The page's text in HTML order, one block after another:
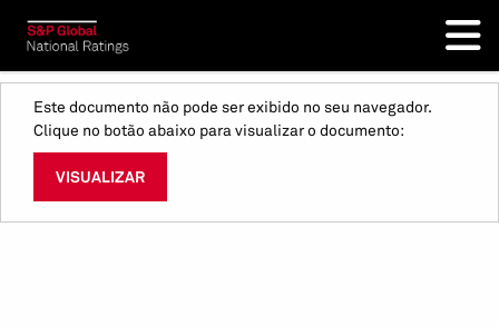
Este documento não pode ser exibido no seu navegador.
Clique no botão abaixo para visualizar o documento:
VISUALIZAR